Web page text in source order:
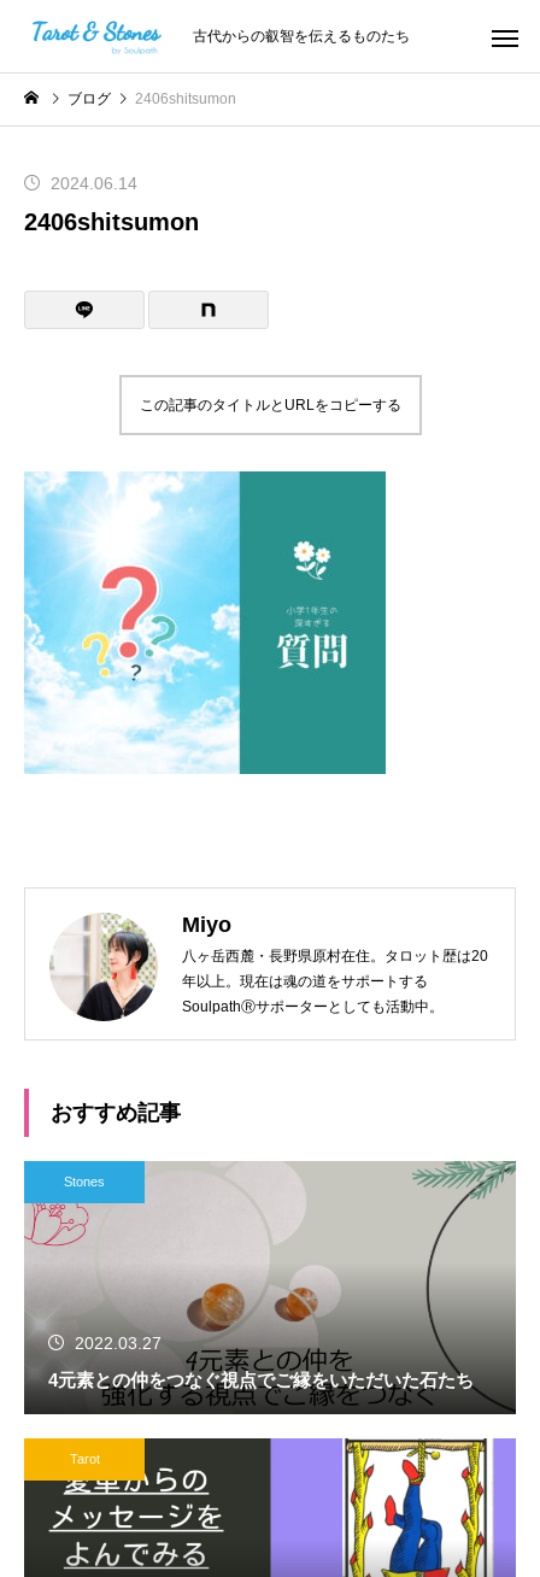
古代からの叡智を伝えるものたち
ブログ 2406shitsumon
2024.06.14
2406shitsumon
この記事のタイトルとURLをコピーする
Miyo
八ヶ岳西麓・長野県原村在住。タロット歴は20
年以上。現在は魂の道をサポートする
SoulpathⓇサポーターとしても活動中。
おすすめ記事
Stones
2022.03.27
4元素との仲をつなぐ視点でご縁をいただいた石たち
Tarot